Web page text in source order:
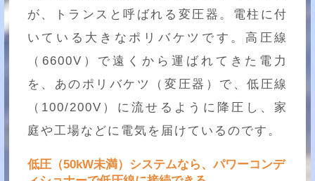
が、トランスと呼ばれる変圧器。電柱に付
いている大きなポリバケツです。高圧線
（6600V）で遠くから運ばれてきた電力
を、あのポリバケツ（変圧器）で、低圧線
（100/200V）に流せるように降圧し、家
庭や工場などに電気を届けているのです。
低圧（50kW未満）システムなら、パワーコンデ